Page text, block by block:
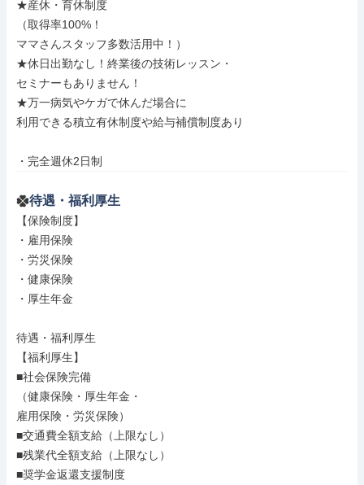
★産休・育休制度
（取得率100%！
ママさんスタッフ多数活用中！）
★休日出勤なし！終業後の技術レッスン・
セミナーもありません！
★万一病気やケガで休んだ場合に
利用できる積立有休制度や給与補償制度あり
・完全週休2日制
待遇・福利厚生
【保険制度】
・雇用保険
・労災保険
・健康保険
・厚生年金
待遇・福利厚生
【福利厚生】
■社会保険完備
（健康保険・厚生年金・
雇用保険・労災保険）
■交通費全額支給（上限なし）
■残業代全額支給（上限なし）
■奨学金返還支援制度